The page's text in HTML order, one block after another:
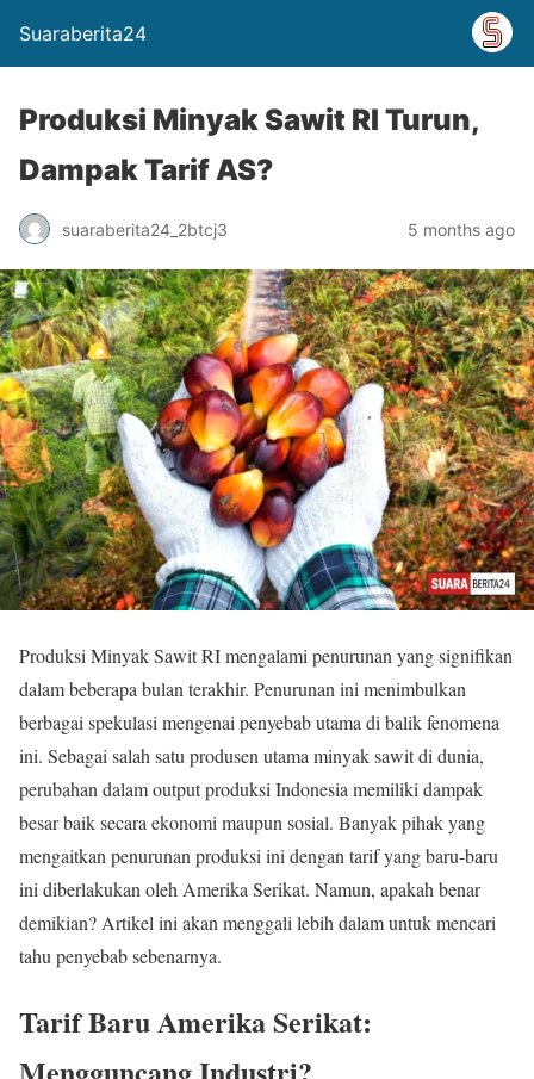
Suaraberita24
Produksi Minyak Sawit RI Turun,
Dampak Tarif AS?
suaraberita24_2btcj3 5 months ago
Produksi Minyak Sawit RI mengalami penurunan yang signifikan
dalam beberapa bulan terakhir. Penurunan ini menimbulkan
berbagai spekulasi mengenai penyebab utama di balik fenomena
ini. Sebagai salah satu produsen utama minyak sawit di dunia,
perubahan dalam output produksi Indonesia memiliki dampak
besar baik secara ekonomi maupun sosial. Banyak pihak yang
mengaitkan penurunan produksi ini dengan tarif yang baru-baru
ini diberlakukan oleh Amerika Serikat. Namun, apakah benar
demikian? Artikel ini akan menggali lebih dalam untuk mencari
tahu penyebab sebenarnya.
Tarif Baru Amerika Serikat:
Mengguncang Industri?